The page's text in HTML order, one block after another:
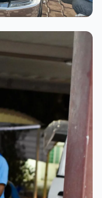
عملية الغسيل